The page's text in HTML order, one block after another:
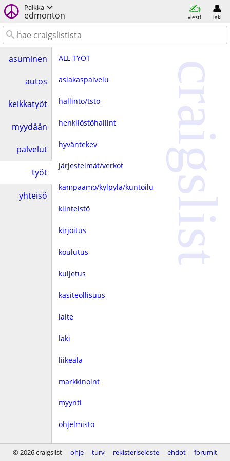
Paikka
edmonton viesti laki
asuminen
autos
keikkatyöt
myydään
palvelut
työt
yhteisö
ALL TYÖT
asiakaspalvelu
hallinto/tsto
henkilöstöhallint
hyväntekev
järjestelmät/verkot
kampaamo/kylpylä/kuntoilu
kiinteistö
kirjoitus
koulutus
kuljetus
käsiteollisuus
laite
laki
liikeala
markkinoint
myynti
ohjelmisto
rahoitus
craigslist
© 2026 craigslist ohje turv rekisteriseloste ehdot forumit